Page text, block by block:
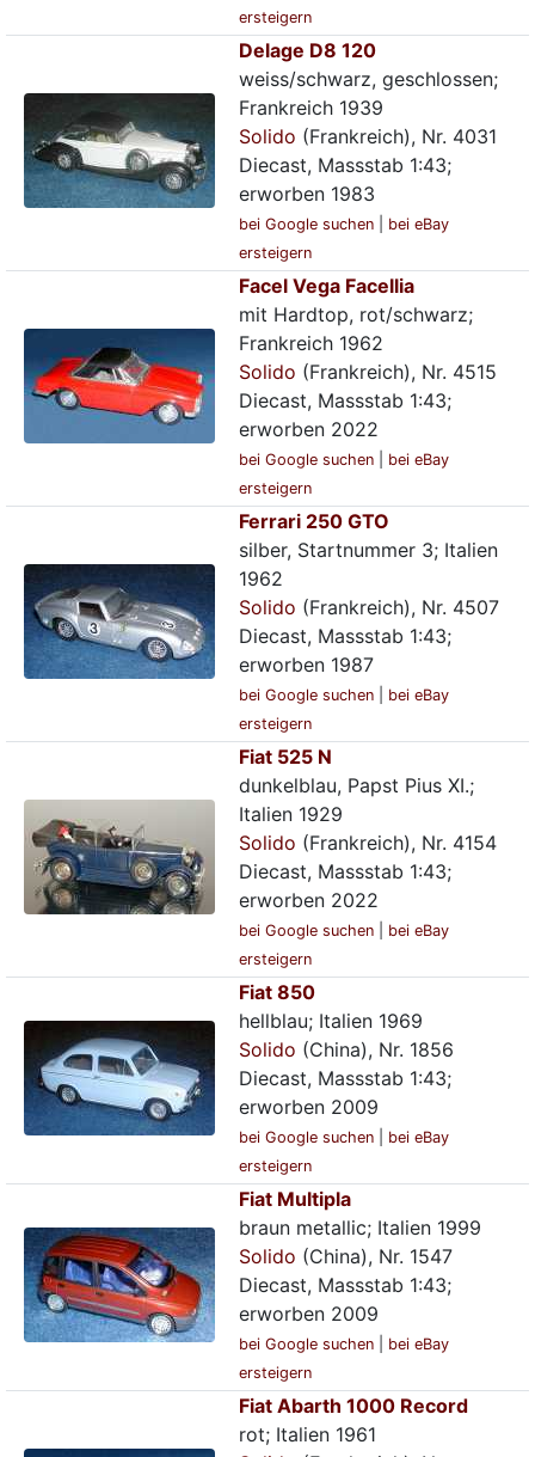
ersteigern
Delage D8 120
weiss/schwarz, geschlossen;
Frankreich 1939
Solido (Frankreich), Nr. 4031
Diecast, Massstab 1:43;
erworben 1983
bei Google suchen
bei eBay
ersteigern
Facel Vega Facellia
mit Hardtop, rot/schwarz;
Frankreich 1962
Solido (Frankreich), Nr. 4515
Diecast, Massstab 1:43;
erworben 2022
bei Google suchen
bei eBay
ersteigern
Ferrari 250 GTO
silber, Startnummer 3; Italien
1962
Solido (Frankreich), Nr. 4507
Diecast, Massstab 1:43;
erworben 1987
bei Google suchen
bei eBay
ersteigern
Fiat 525 N
dunkelblau, Papst Pius XI.;
Italien 1929
Solido (Frankreich), Nr. 4154
Diecast, Massstab 1:43;
erworben 2022
bei Google suchen
bei eBay
ersteigern
Fiat 850
hellblau; Italien 1969
Solido (China), Nr. 1856
Diecast, Massstab 1:43;
erworben 2009
bei Google suchen
bei eBay
ersteigern
Fiat Multipla
braun metallic; Italien 1999
Solido (China), Nr. 1547
Diecast, Massstab 1:43;
erworben 2009
bei Google suchen
bei eBay
ersteigern
Fiat Abarth 1000 Record
rot; Italien 1961